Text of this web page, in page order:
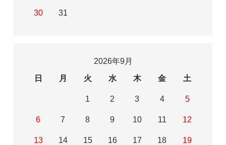
30 31
2026年9月
日
月 火 水 木 金 土
1 2 3 4 5
6 7 8 9 10 11 12
13 14 15 16 17 18 19